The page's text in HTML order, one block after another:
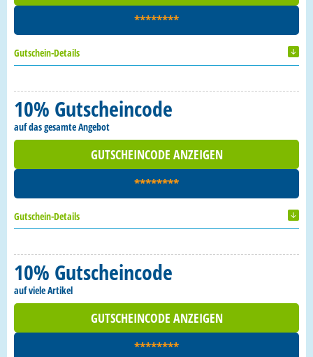
********
Gutschein-Details
10% Gutscheincode
auf das gesamte Angebot
GUTSCHEINCODE ANZEIGEN
********
Gutschein-Details
10% Gutscheincode
auf viele Artikel
GUTSCHEINCODE ANZEIGEN
********